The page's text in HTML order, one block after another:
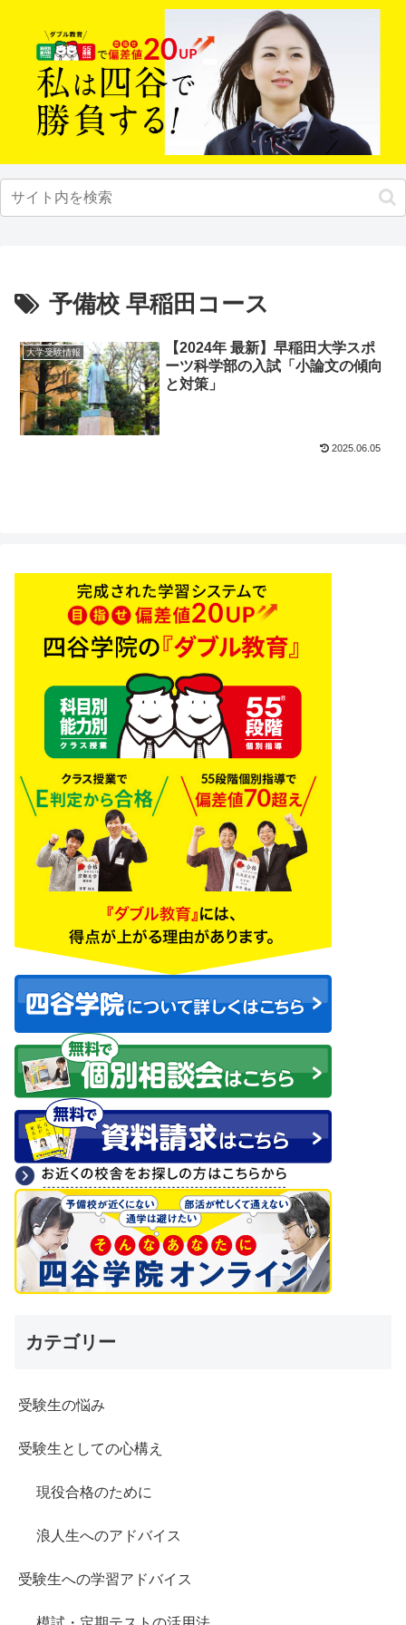
予備校 早稲田コース
大学受験情報
【2024年 最新】早稲田大学スポ
ーツ科学部の入試「小論文の傾向
と対策」
2025.06.05
カテゴリー
受験生の悩み
受験生としての心構え
現役合格のために
浪人生へのアドバイス
受験生への学習アドバイス